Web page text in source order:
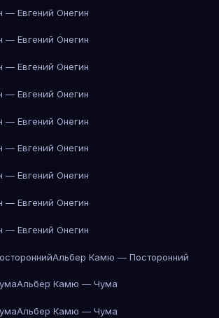
— Евгений Онегин
— Евгений Онегин
— Евгений Онегин
— Евгений Онегин
— Евгений Онегин
— Евгений Онегин
— Евгений Онегин
— Евгений Онегин
— Евгений Онегин
Альбер Камю — Посторонний
Альбер Камю — Чума
Альбер Камю — Чума